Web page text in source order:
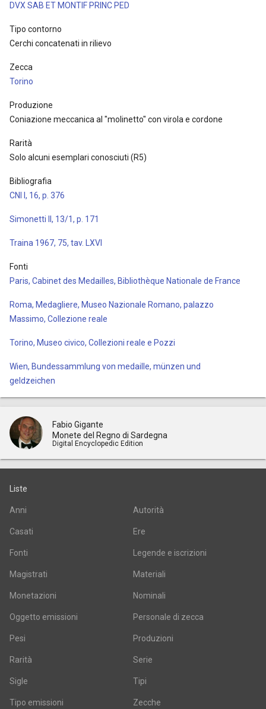
DVX SAB ET MONTIF PRINC PED
Tipo contorno
Cerchi concatenati in rilievo
Zecca
Torino
Produzione
Coniazione meccanica al "molinetto" con virola e cordone
Rarità
Solo alcuni esemplari conosciuti (R5)
Bibliografia
CNI I, 16, p. 376
Simonetti II, 13/1, p. 171
Traina 1967, 75, tav. LXVI
Fonti
Paris, Cabinet des Medailles, Bibliothèque Nationale de France
Roma, Medagliere, Museo Nazionale Romano, palazzo
Massimo, Collezione reale
Torino, Museo civico, Collezioni reale e Pozzi
Wien, Bundessammlung von medaille, münzen und
geldzeichen
Fabio Gigante
Monete del Regno di Sardegna
Digital Encyclopedic Edition
Liste
Anni Autorità
Casati Ere
Fonti Legende e iscrizioni
Magistrati Materiali
Monetazioni Nominali
Oggetto emissioni Personale di zecca
Pesi Produzioni
Rarità Serie
Sigle Tipi
Tipo emissioni Zecche